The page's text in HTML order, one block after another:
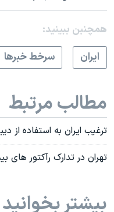
همچنبن ببینید:
ايران
سرخط خبرها
مطالب مرتبط
ترغیب ایران به استفاده از
تهران در تدارک رآکتور های
بیشتر بخوانید